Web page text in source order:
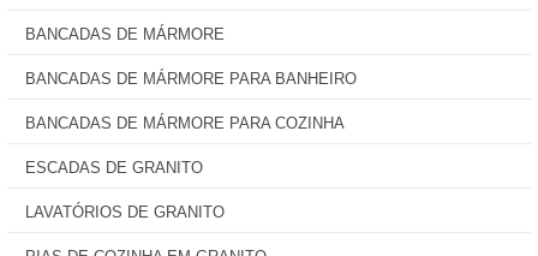
BANCADAS DE MÁRMORE
BANCADAS DE MÁRMORE PARA BANHEIRO
BANCADAS DE MÁRMORE PARA COZINHA
ESCADAS DE GRANITO
LAVATÓRIOS DE GRANITO